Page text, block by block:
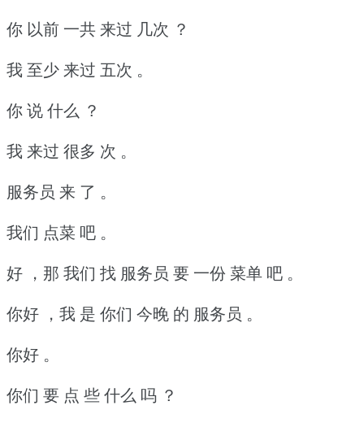
你 以前 一共 来过 几次 ？
我 至少 来过 五次 。
你 说 什么 ？
我 来过 很多 次 。
服务员 来 了 。
我们 点菜 吧 。
好 ，那 我们 找 服务员 要 一份 菜单 吧 。
你好 ，我 是 你们 今晚 的 服务员 。
你好 。
你们 要 点 些 什么 吗 ？